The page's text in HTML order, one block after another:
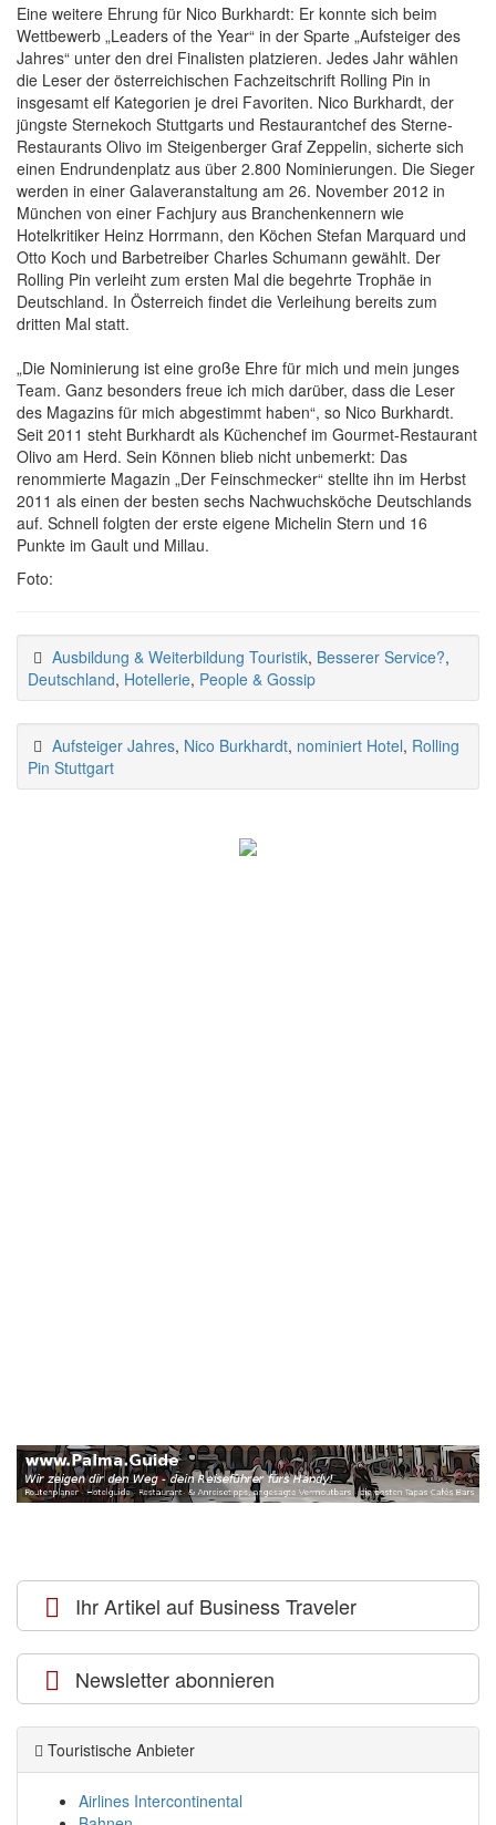
Eine weitere Ehrung für Nico Burkhardt: Er konnte sich beim
Wettbewerb „Leaders of the Year“ in der Sparte „Aufsteiger des
Jahres“ unter den drei Finalisten platzieren. Jedes Jahr wählen
die Leser der österreichischen Fachzeitschrift Rolling Pin in
insgesamt elf Kategorien je drei Favoriten. Nico Burkhardt, der
jüngste Sternekoch Stuttgarts und Restaurantchef des Sterne-
Restaurants Olivo im Steigenberger Graf Zeppelin, sicherte sich
einen Endrundenplatz aus über 2.800 Nominierungen. Die Sieger
werden in einer Galaveranstaltung am 26. November 2012 in
München von einer Fachjury aus Branchenkennern wie
Hotelkritiker Heinz Horrmann, den Köchen Stefan Marquard und
Otto Koch und Barbetreiber Charles Schumann gewählt. Der
Rolling Pin verleiht zum ersten Mal die begehrte Trophäe in
Deutschland. In Österreich findet die Verleihung bereits zum
dritten Mal statt.
„Die Nominierung ist eine große Ehre für mich und mein junges
Team. Ganz besonders freue ich mich darüber, dass die Leser
des Magazins für mich abgestimmt haben“, so Nico Burkhardt.
Seit 2011 steht Burkhardt als Küchenchef im Gourmet-Restaurant
Olivo am Herd. Sein Können blieb nicht unbemerkt: Das
renommierte Magazin „Der Feinschmecker“ stellte ihn im Herbst
2011 als einen der besten sechs Nachwuchsköche Deutschlands
auf. Schnell folgten der erste eigene Michelin Stern und 16
Punkte im Gault und Millau.
Foto:
Ausbildung & Weiterbildung Touristik, Besserer Service?,
Deutschland, Hotellerie, People & Gossip
Aufsteiger Jahres, Nico Burkhardt, nominiert Hotel, Rolling
Pin Stuttgart
Ihr Artikel auf Business Traveler
Newsletter abonnieren
Touristische Anbieter
Airlines Intercontinental